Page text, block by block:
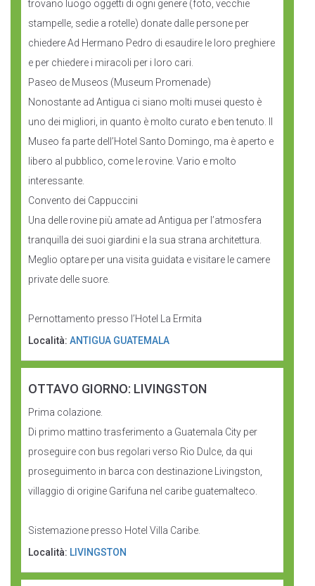
trovano luogo oggetti di ogni genere (foto, vecchie
stampelle, sedie a rotelle) donate dalle persone per
chiedere Ad Hermano Pedro di esaudire le loro preghiere
e per chiedere i miracoli per i loro cari.
Paseo de Museos (Museum Promenade)
Nonostante ad Antigua ci siano molti musei questo è
uno dei migliori, in quanto è molto curato e ben tenuto. Il
Museo fa parte dell’Hotel Santo Domingo, ma è aperto e
libero al pubblico, come le rovine. Vario e molto
interessante.
Convento dei Cappuccini
Una delle rovine più amate ad Antigua per l’atmosfera
tranquilla dei suoi giardini e la sua strana architettura.
Meglio optare per una visita guidata e visitare le camere
private delle suore.
Pernottamento presso l’Hotel La Ermita
Località: ANTIGUA GUATEMALA
OTTAVO GIORNO: LIVINGSTON
Prima colazione.
Di primo mattino trasferimento a Guatemala City per
proseguire con bus regolari verso Rio Dulce, da qui
proseguimento in barca con destinazione Livingston,
villaggio di origine Garifuna nel caribe guatemalteco.
Sistemazione presso Hotel Villa Caribe.
Località: LIVINGSTON